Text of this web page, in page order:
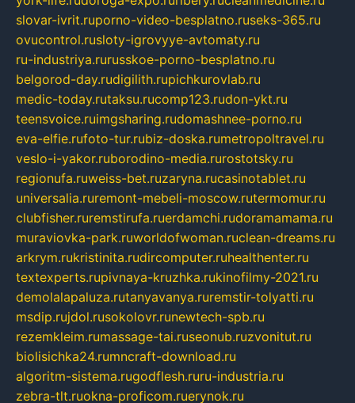
slovar-ivrit.ruporno-video-besplatno.ruseks-365.ru
ovucontrol.rusloty-igrovyye-avtomaty.ru
ru-industriya.rurusskoe-porno-besplatno.ru
belgorod-day.rudigilith.rupichkurovlab.ru
medic-today.rutaksu.rucomp123.rudon-ykt.ru
teensvoice.ruimgsharing.rudomashnee-porno.ru
eva-elfie.rufoto-tur.rubiz-doska.rumetropoltravel.ru
veslo-i-yakor.ruborodino-media.rurostotsky.ru
regionufa.ruweiss-bet.ruzaryna.rucasinotablet.ru
universalia.ruremont-mebeli-moscow.rutermomur.ru
clubfisher.ruremstirufa.ruerdamchi.rudoramamama.ru
muraviovka-park.ruworldofwoman.ruclean-dreams.ru
arkrym.rukristinita.rudircomputer.ruhealthenter.ru
textexperts.rupivnaya-kruzhka.rukinofilmy-2021.ru
demolalapaluza.rutanyavanya.ruremstir-tolyatti.ru
msdip.rujdol.rusokolovr.runewtech-spb.ru
rezemkleim.rumassage-tai.ruseonub.ruzvonitut.ru
biolisichka24.rumncraft-download.ru
algoritm-sistema.rugodflesh.ruru-industria.ru
zebra-tlt.ruokna-proficom.ruerynok.ru